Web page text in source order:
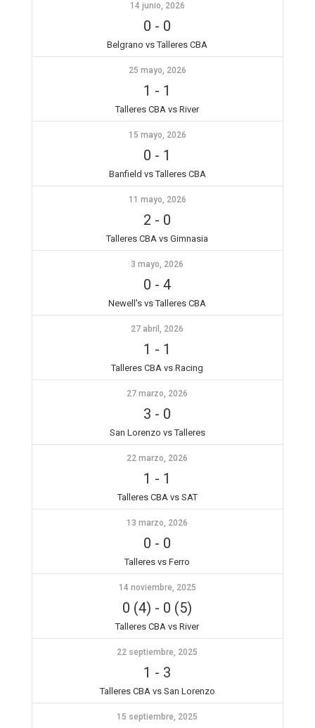
14 junio, 2026
0 - 0
Belgrano vs Talleres CBA
25 mayo, 2026
1 - 1
Talleres CBA vs River
15 mayo, 2026
0 - 1
Banfield vs Talleres CBA
11 mayo, 2026
2 - 0
Talleres CBA vs Gimnasia
3 mayo, 2026
0 -4
Newell's vs Talleres CBA
27 abril, 2026
1 - 1
Talleres CBA vs Racing
27 marzo, 2026
3 - 0
San Lorenzo vs Talleres
22 marzo, 2026
1 - 1
Talleres CBA vs SAT
13 marzo, 2026
0 - 0
Talleres vs Ferro
14 noviembre, 2025
0 (4) - 0 (5)
Talleres CBA vs River
22 septiembre, 2025
1 - 3
Talleres CBA vs San Lorenzo
15 septiembre, 2025